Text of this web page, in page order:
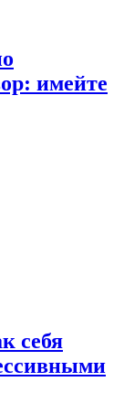
имейте
себя